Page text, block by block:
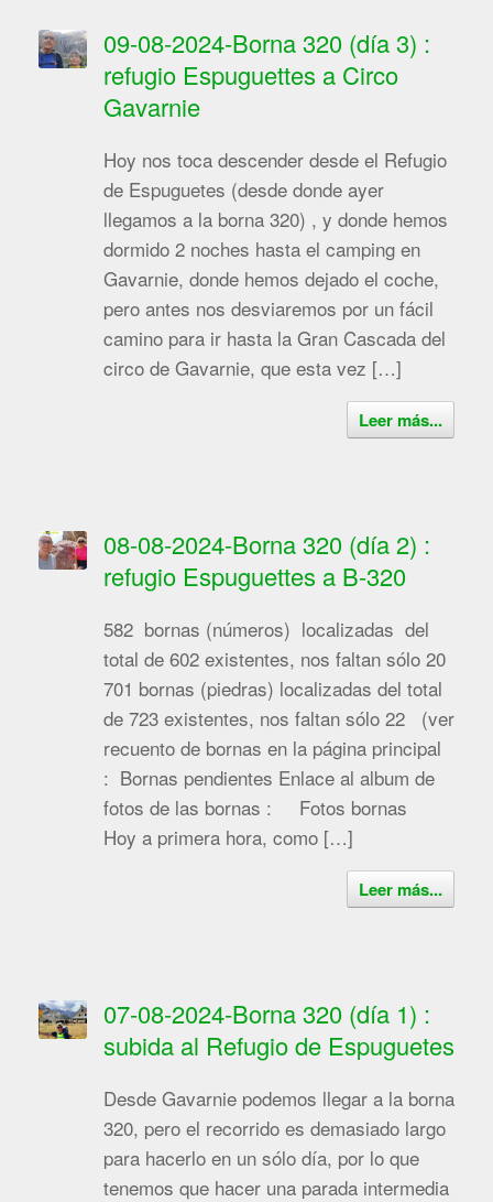
09-08-2024-Borna 320 (día 3) :
refugio Espuguettes a Circo
Gavarnie
Hoy nos toca descender desde el Refugio
de Espuguetes (desde donde ayer
llegamos a la borna 320) , y donde hemos
dormido 2 noches hasta el camping en
Gavarnie, donde hemos dejado el coche,
pero antes nos desviaremos por un fácil
camino para ir hasta la Gran Cascada del
circo de Gavarnie, que esta vez […]
Leer más...
08-08-2024-Borna 320 (día 2) :
refugio Espuguettes a B-320
582 bornas (números) localizadas del
total de 602 existentes, nos faltan sólo 20
701 bornas (piedras) localizadas del total
de 723 existentes, nos faltan sólo 22 (ver
recuento de bornas en la página principal
: Bornas pendientes Enlace al album de
fotos de las bornas : Fotos bornas
Hoy a primera hora, como […]
Leer más...
07-08-2024-Borna 320 (día 1) :
subida al Refugio de Espuguetes
Desde Gavarnie podemos llegar a la borna
320, pero el recorrido es demasiado largo
para hacerlo en un sólo día, por lo que
tenemos que hacer una parada intermedia